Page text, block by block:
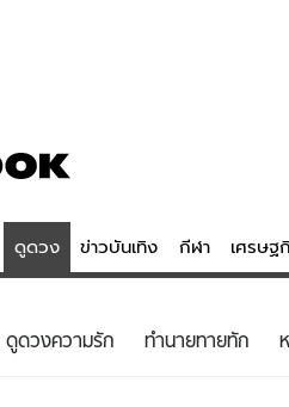
ดูดวง ข่าวบันเทิง กีฬา เศรษฐ
ดูดวง - ตรวจหวย
ดูดวงความรัก ทํานายทายทัก